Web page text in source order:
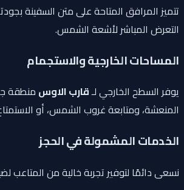
تتميز المرافق المتاحة على متن السفينة
التعرض المباشر لأشعة الشمس.
المساحات الخارجية والاستجمام
يوفر السطح الخارجي لـقارب الاوس
المنعشة، ومتابعة غروب الشمس، أو
الخدمات المشمولة في الحجز
نسعى دائمًا لتوفير تجربة خالية من المتاعب